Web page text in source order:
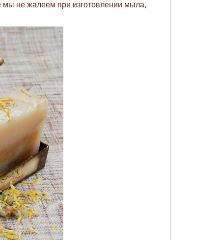
мы не жалеем при изготовлении мыла,